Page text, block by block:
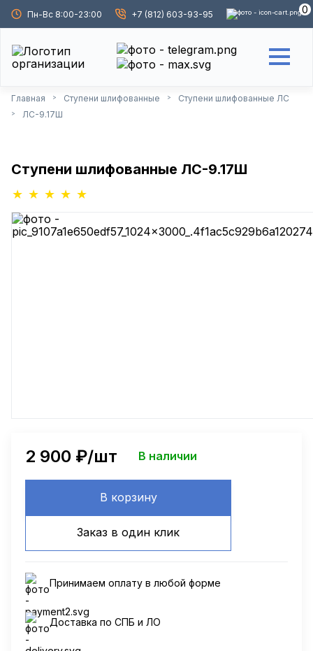
Пн-Вс 8:00-23:00 +7 (812) 603-93-95 0
Главная > Ступени шлифованные > Ступени шлифованные ЛС
> ЛС-9.17Ш
Ступени шлифованные ЛС-9.17Ш
2 900 ₽/шт В наличии
В корзину
Заказ в один клик
Принимаем оплату в любой форме
Доставка по СПБ и ЛО